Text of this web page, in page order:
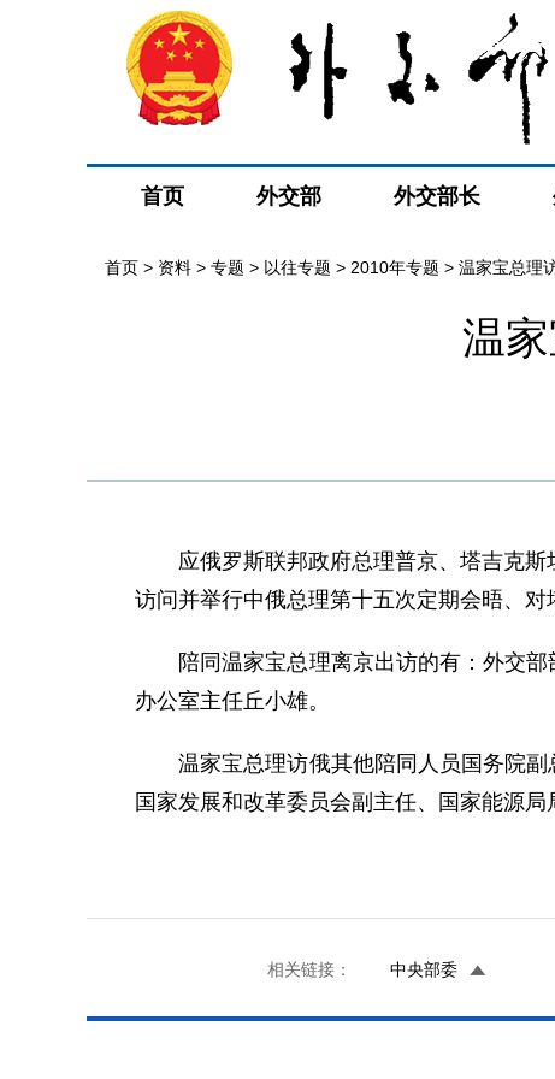
首页 外交部 外交部长
首页 > 资料 > 专题 > 以往专题 > 2010年专题 > 温家宝总理
温
应俄罗斯联邦政府总理普京、塔吉克斯
访问并举行中俄总理第十五次定期会晤、
陪同温家宝总理离京出访的有：外交部
办公室主任丘小雄。
温家宝总理访俄其他陪同人员国务院副
国家发展和改革委员会副主任、国家能源
相关链接： 中央部委